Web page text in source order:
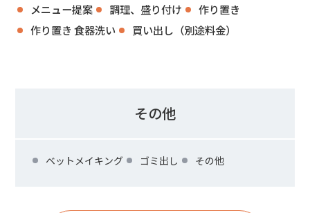
メニュー提案 調理、盛り付け
作り置き
作り置き 食器洗い
買い出し（別途料金）
その他
ベットメイキング ゴミ出し その他